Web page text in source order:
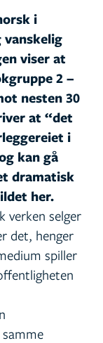
i
viser at
2 –
nesten 30
at “det
i
kan gå
dramatisk
her.
verken selger
det, henger
spiller